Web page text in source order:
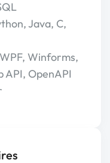
Java, C,
Winforms,
API, OpenAPI